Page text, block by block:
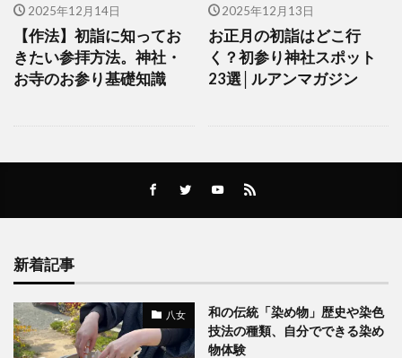
2025年12月14日
【作法】初詣に知ってお
きたい参拝方法。神社・
お寺のお参り基礎知識
2025年12月13日
お正月の初詣はどこ行
く？初参り神社スポット
23選│ルアンマガジン
新着記事
八女
和の伝統「染め物」歴史や染色
技法の種類、自分でできる染め
物体験